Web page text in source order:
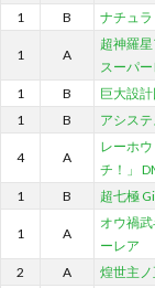
1
B ナチュ
1 A
超神羅
スーパ
1 B 巨大設
1
B アシス
4 A
レーホ
チ！」
1 B 超七極
1 A
オウ禍
ーレア
2 A 煌世主